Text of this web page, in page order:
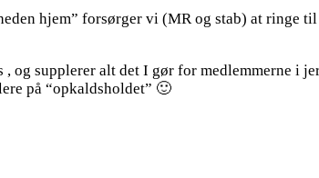
hjem” forsørger vi (MR og stab) at ringe
og supplerer alt det I gør for medlemmerne i
på “opkaldsholdet” 🙂